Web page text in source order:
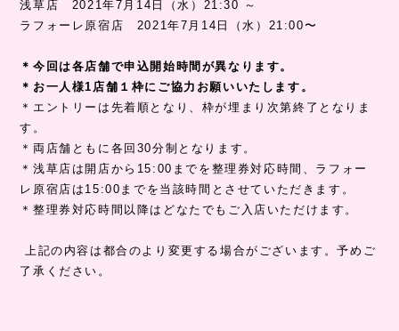
浅草店 2021年7月14日（水）21:30 ～
ラフォーレ原宿店 2021年7月14日（水）21:00〜
＊今回は各店舗で申込開始時間が異なります。
＊お一人様1店舗１枠にご協力お願いいたします。
＊エントリーは先着順となり、枠が埋まり次第終了となりま
す。
＊両店舗ともに各回30分制となります。
＊浅草店は開店から15:00までを整理券対応時間、ラフォー
レ原宿店は15:00までを当該時間とさせていただきます。
＊整理券対応時間以降はどなたでもご入店いただけます。
上記の内容は都合のより変更する場合がございます。予めご
了承ください。